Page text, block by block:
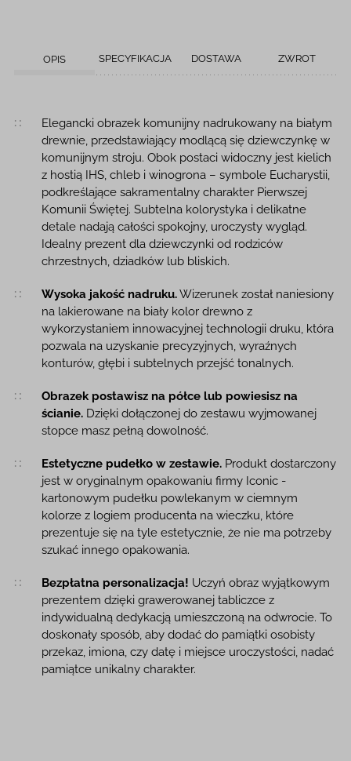
OPIS SPECYFIKACJA DOSTAWA ZWROT
Opis produktu
Elegancki obrazek komunijny nadrukowany na białym
drewnie, przedstawiający modlącą się dziewczynkę w
komunijnym stroju. Obok postaci widoczny jest kielich
z hostią IHS, chleb i winogrona – symbole Eucharystii,
podkreślające sakramentalny charakter Pierwszej
Komunii Świętej. Subtelna kolorystyka i delikatne
detale nadają całości spokojny, uroczysty wygląd.
Idealny prezent dla dziewczynki od rodziców
chrzestnych, dziadków lub bliskich.
Wysoka jakość nadruku.Wizerunek został naniesiony
na lakierowane na biały kolor drewno z
wykorzystaniem innowacyjnej technologii druku, która
pozwala na uzyskanie precyzyjnych, wyraźnych
konturów, głębi i subtelnych przejść tonalnych.
Obrazek postawisz na półce lub powiesisz na
ścianie.Dzięki dołączonej do zestawu wyjmowanej
stopce masz pełną dowolność.
Estetyczne pudełko w zestawie.Produkt dostarczony
jest w oryginalnym opakowaniu firmy Iconic -
kartonowym pudełku powlekanym w ciemnym
kolorze z logiem producenta na wieczku, które
prezentuje się na tyle estetycznie, że nie ma potrzeby
szukać innego opakowania.
Bezpłatna personalizacja! Uczyń obraz wyjątkowym
prezentem dzięki grawerowanej tabliczce z
indywidualną dedykacją umieszczoną na odwrocie. To
doskonały sposób, aby dodać do pamiątki osobisty
przekaz, imiona, czy datę i miejsce uroczystości, nadać
pamiątce unikalny charakter.